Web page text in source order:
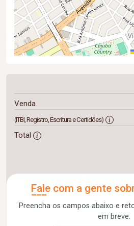
Venda
(ITBI, Registro, Escritura e Certidões)
Total
Fale com a gente
Preencha os campos abaixo e
em breve.